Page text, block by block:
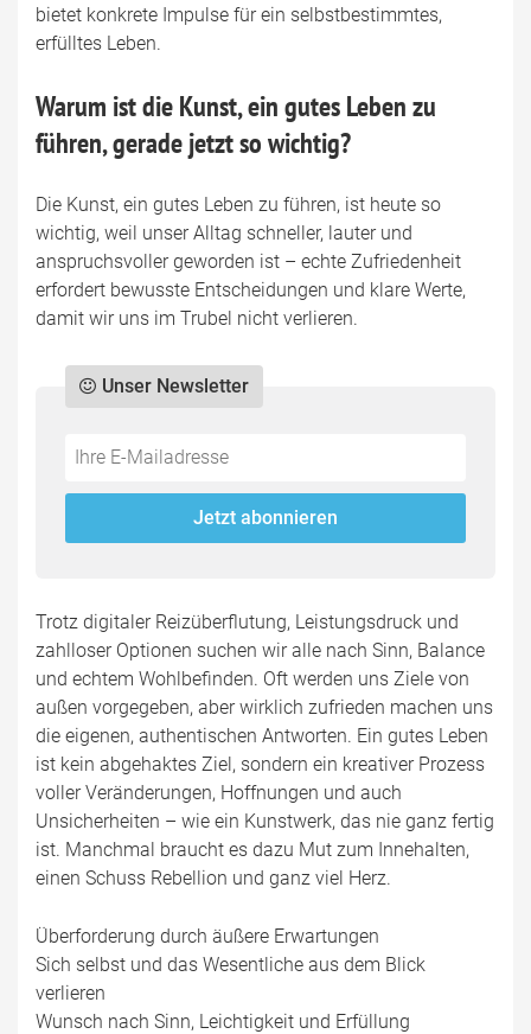
bietet konkrete Impulse für ein selbstbestimmtes,
erfülltes Leben.
Warum ist die Kunst, ein gutes Leben zu
führen, gerade jetzt so wichtig?
Die Kunst, ein gutes Leben zu führen, ist heute so
wichtig, weil unser Alltag schneller, lauter und
anspruchsvoller geworden ist – echte Zufriedenheit
erfordert bewusste Entscheidungen und klare Werte,
damit wir uns im Trubel nicht verlieren.
Do
fill
Unser Newsletter
*Ihre
Mailadresse:
Jetzt abonnieren
Trotz digitaler Reizüberflutung, Leistungsdruck und
zahlloser Optionen suchen wir alle nach Sinn, Balance
und echtem Wohlbefinden. Oft werden uns Ziele von
außen vorgegeben, aber wirklich zufrieden machen uns
die eigenen, authentischen Antworten. Ein gutes Leben
ist kein abgehaktes Ziel, sondern ein kreativer Prozess
voller Veränderungen, Hoffnungen und auch
Unsicherheiten – wie ein Kunstwerk, das nie ganz fertig
ist. Manchmal braucht es dazu Mut zum Innehalten,
einen Schuss Rebellion und ganz viel Herz.
Überforderung durch äußere Erwartungen
Sich selbst und das Wesentliche aus dem Blick
verlieren
Wunsch nach Sinn, Leichtigkeit und Erfüllung